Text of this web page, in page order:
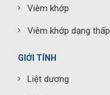
Viêm khớp
Viêm khớp dạng thấp
GIỚI TÍNH
Liệt dương